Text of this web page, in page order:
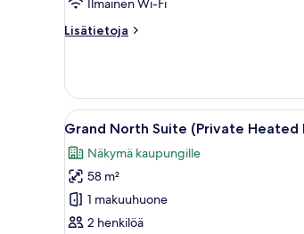
Tub)
Ilmainen Wi-Fi
Lisätietoja
Lisätietoja
Private
Pool
(With
Jetted
Tub)
Avaa
kaikki
huonetyypin
Grand
North
Suite
10
Grand North Suite (Private Heated
Näkymä kaupungille
58 m²
1 makuuhuone
2 henkilöä